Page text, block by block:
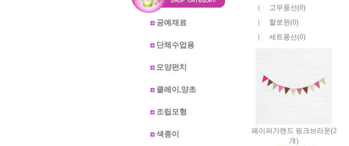
공예재료
단체수업용
모양펀치
클레이,양초
조립모형
색종이
고무풍선(0)
할로윈(0)
세트풍선(0)
페이퍼가랜드 핑크브라운(2
개)